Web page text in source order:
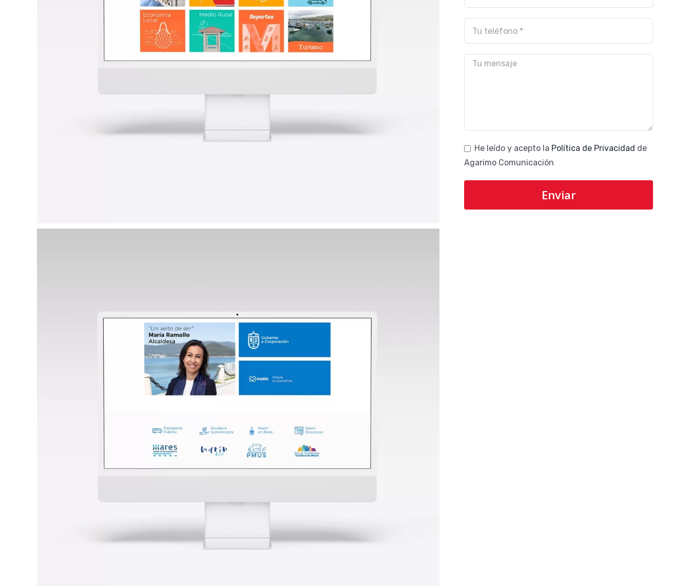
He leído y acepto la Política de Privacidad de
Agarimo Comunicación